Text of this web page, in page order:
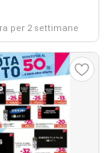
per 2 settimane